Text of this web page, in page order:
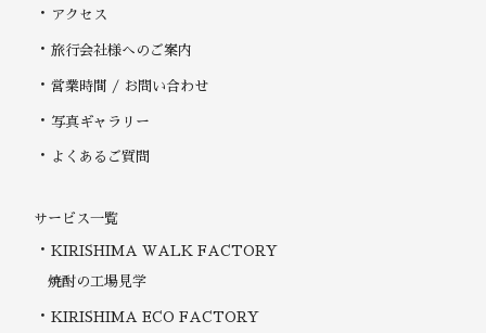
アクセス
旅行会社様へのご案内
営業時間 / お問い合わせ
写真ギャラリー
よくあるご質問
サービス一覧
KIRISHIMA WALK FACTORY
焼酎の工場見学
KIRISHIMA ECO FACTORY